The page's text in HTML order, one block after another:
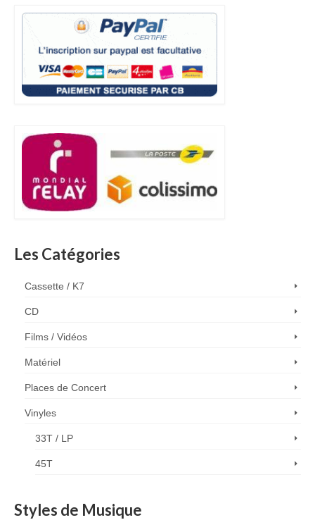
Les Catégories
Cassette / K7
CD
Films / Vidéos
Matériel
Places de Concert
Vinyles
33T / LP
45T
Styles de Musique